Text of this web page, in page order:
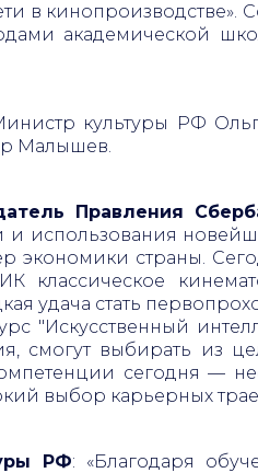
в
академической
культуры РФ
Малышев.
Правления
и использования
экономики страны.
удача стать
"Искусственный
смогут выбирать из
сегодня —
выбор карьерных
РФ: «Благодаря